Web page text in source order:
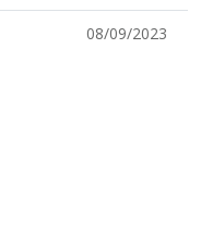
08/09/2023